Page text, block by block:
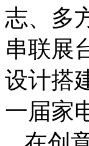
志、多
串联展
设计搭
一届家